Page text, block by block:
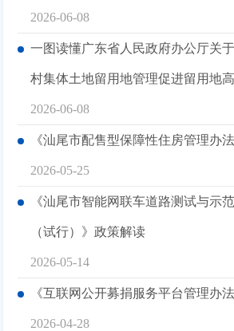
2026-06-08
一图读懂广东省人民政府办公厅关
村集体土地留用地管理促进留用地
2026-06-08
《汕尾市配售型保障性住房管理办
2026-05-25
《汕尾市智能网联车道路测试与示
（试行）》政策解读
2026-05-14
《互联网公开募捐服务平台管理办
2026-04-28